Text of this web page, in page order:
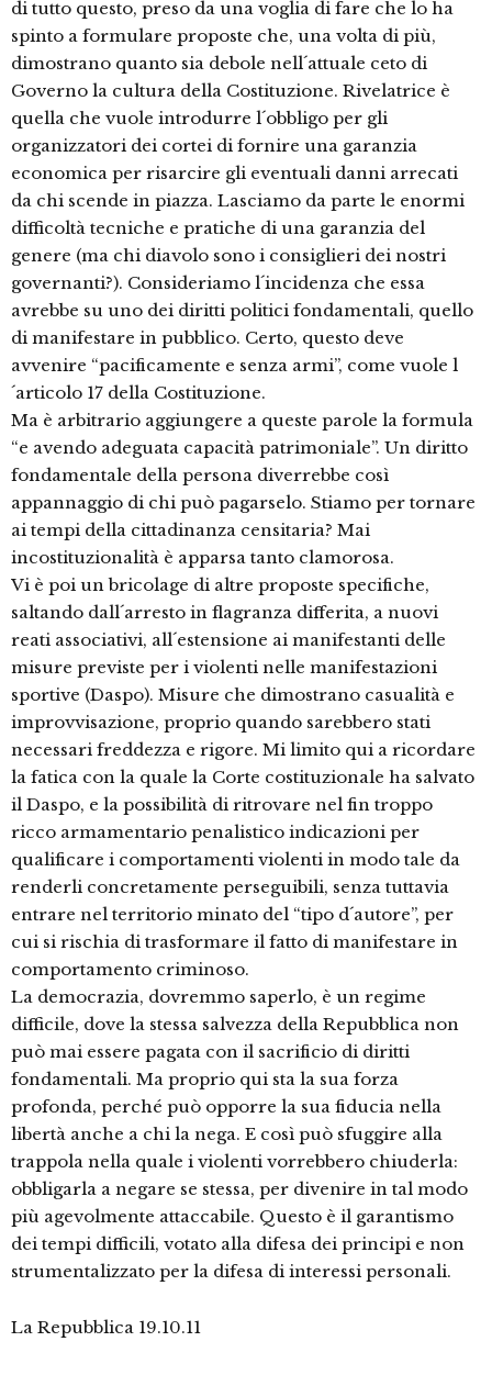
di tutto questo, preso da una voglia di fare che lo ha
spinto a formulare proposte che, una volta di più,
dimostrano quanto sia debole nell´attuale ceto di
Governo la cultura della Costituzione. Rivelatrice è
quella che vuole introdurre l´obbligo per gli
organizzatori dei cortei di fornire una garanzia
economica per risarcire gli eventuali danni arrecati
da chi scende in piazza. Lasciamo da parte le enormi
difficoltà tecniche e pratiche di una garanzia del
genere (ma chi diavolo sono i consiglieri dei nostri
governanti?). Consideriamo l´incidenza che essa
avrebbe su uno dei diritti politici fondamentali, quello
di manifestare in pubblico. Certo, questo deve
avvenire “pacificamente e senza armi”, come vuole l
´articolo 17 della Costituzione.
Ma è arbitrario aggiungere a queste parole la formula
“e avendo adeguata capacità patrimoniale”. Un diritto
fondamentale della persona diverrebbe così
appannaggio di chi può pagarselo. Stiamo per tornare
ai tempi della cittadinanza censitaria? Mai
incostituzionalità è apparsa tanto clamorosa.
Vi è poi un bricolage di altre proposte specifiche,
saltando dall´arresto in flagranza differita, a nuovi
reati associativi, all´estensione ai manifestanti delle
misure previste per i violenti nelle manifestazioni
sportive (Daspo). Misure che dimostrano casualità e
improvvisazione, proprio quando sarebbero stati
necessari freddezza e rigore. Mi limito qui a ricordare
la fatica con la quale la Corte costituzionale ha salvato
il Daspo, e la possibilità di ritrovare nel fin troppo
ricco armamentario penalistico indicazioni per
qualificare i comportamenti violenti in modo tale da
renderli concretamente perseguibili, senza tuttavia
entrare nel territorio minato del “tipo d´autore”, per
cui si rischia di trasformare il fatto di manifestare in
comportamento criminoso.
La democrazia, dovremmo saperlo, è un regime
difficile, dove la stessa salvezza della Repubblica non
può mai essere pagata con il sacrificio di diritti
fondamentali. Ma proprio qui sta la sua forza
profonda, perché può opporre la sua fiducia nella
libertà anche a chi la nega. E così può sfuggire alla
trappola nella quale i violenti vorrebbero chiuderla:
obbligarla a negare se stessa, per divenire in tal modo
più agevolmente attaccabile. Questo è il garantismo
dei tempi difficili, votato alla difesa dei principi e non
strumentalizzato per la difesa di interessi personali.
La Repubblica 19.10.11